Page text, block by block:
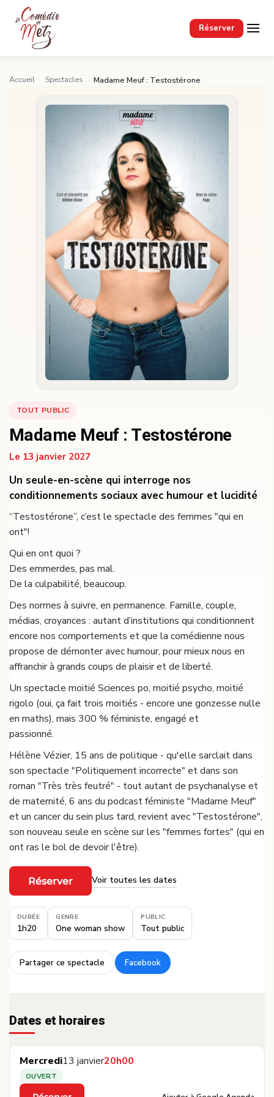
Réserver
Passer au contenu principal
Accueil Spectacles Madame Meuf : Testostérone
TOUT PUBLIC
Madame Meuf : Testostérone
Le 13 janvier 2027
Un seule-en-scène qui interroge nos
conditionnements sociaux avec humour et lucidité
“Testostérone”, c’est le spectacle des femmes "qui en
ont"!
Qui en ont quoi ?
Des emmerdes, pas mal.
De la culpabilité, beaucoup.
Des normes à suivre, en permanence. Famille, couple,
médias, croyances : autant d’institutions qui conditionnent
encore nos comportements et que la comédienne nous
propose de démonter avec humour, pour mieux nous en
affranchir à grands coups de plaisir et de liberté.
Un spectacle moitié Sciences po, moitié psycho, moitié
rigolo (oui, ça fait trois moitiés - encore une gonzesse nulle
en maths), mais 300 % féministe, engagé et
passionné.
Hélène Vézier, 15 ans de politique - qu'elle sarclait dans
son spectacle "Politiquement incorrecte" et dans son
roman "Très très feutré" - tout autant de psychanalyse et
de maternité, 6 ans du podcast féministe "Madame Meuf"
et un cancer du sein plus tard, revient avec "Testostérone",
son nouveau seule en scène sur les "femmes fortes" (qui en
ont ras le bol de devoir l'être).
Réserver Voir toutes les dates
DURÉE
1h20
GENRE
One woman show
PUBLIC
Tout public
Partager ce spectacle
·
Facebook
Dates et horaires
Mercredi13 janvier20h00
OUVERT